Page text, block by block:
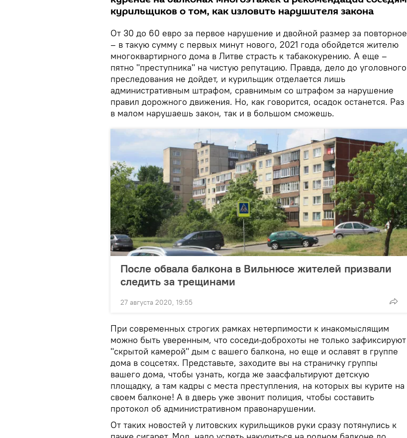
курильщиков о том, как изловить нарушителя закона
От 30 до 60 евро за первое нарушение и двойной размер за повторное
– в такую сумму с первых минут нового, 2021 года обойдется жителю
многоквартирного дома в Литве страсть к табакокурению. А еще –
пятно "преступника" на чистую репутацию. Правда, дело до уголовного
преследования не дойдет, и курильщик отделается лишь
административным штрафом, сравнимым со штрафом за нарушение
правил дорожного движения. Но, как говорится, осадок останется. Раз
в малом нарушаешь закон, так и в большом сможешь.
После обвала балкона в Вильнюсе жителей призвали
следить за трещинами
27 августа 2020, 19:55
При современных строгих рамках нетерпимости к инакомыслящим
можно быть уверенным, что соседи-доброхоты не только зафиксируют
"скрытой камерой" дым с вашего балкона, но еще и ославят в группе
дома в соцсетях. Представьте, заходите вы на страничку группы
вашего дома, чтобы узнать, когда же заасфальтируют детскую
площадку, а там кадры с места преступления, на которых вы курите на
своем балконе! А в дверь уже звонит полиция, чтобы составить
протокол об административном правонарушении.
От таких новостей у литовских курильщиков руки сразу потянулись к